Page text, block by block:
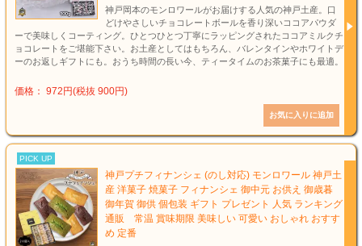
神戸岡本のモンロワールがお届けする人気の神戸土産。口
どけやさしいチョコレートボールを香り深いココアパウダ
ーで美味しくコーティング。ひとつひとつ丁寧にラッピングされたココアミルクチ
ョコレートをご堪能下さい。お土産としてはもちろん、バレンタインやホワイトデ
ーのお返しギフトにも。おうち時間の長い今、ティータイムのお茶菓子にも最適。
価格： 972円(税抜 900円)
PICK UP
神戸プチフィナンシェ (のし対応) モンロワール 神戸土
産 洋菓子 焼菓子 フィナンシェ 御中元 お供え 御歳暮
御年賀 御供 個包装 ギフト プレゼント 人気 ランキング
通販 常温 賞味期限 美味しい 可愛い おしゃれ おすす
め 定番